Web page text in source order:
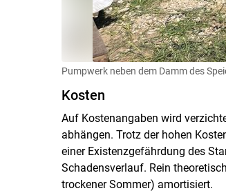
Pumpwerk neben dem Damm des
Kosten
Auf Kostenangaben wird
abhängen. Trotz der hohen
einer Existenzgefährdung des
Schadensverlauf. Rein
trockener Sommer) amortisiert.